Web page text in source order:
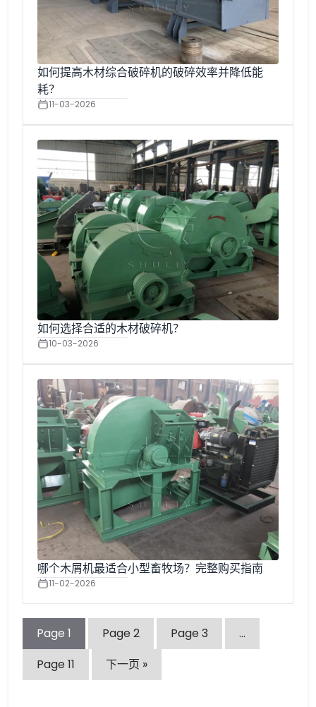
如何提高木材综合破碎机的破碎效率并降低能
耗？
11-03-2026
如何选择合适的木材破碎机？
10-03-2026
哪个木屑机最适合小型畜牧场？完整购买指南
11-02-2026
Page 1 Page 2 Page 3
…
Page 11 下一页 »